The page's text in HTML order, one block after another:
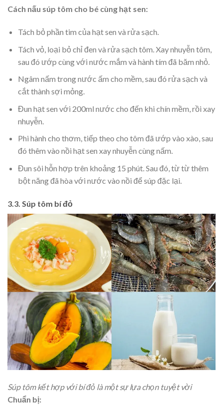
Cách nấu súp tôm cho bé cùng hạt sen:
Tách bỏ phần tim của hạt sen và rửa sạch.
Tách vỏ, loại bỏ chỉ đen và rửa sạch tôm. Xay nhuyễn tôm,
sau đó ướp cùng với nước mắm và hành tím đã băm nhỏ.
Ngâm nấm trong nước ấm cho mềm, sau đó rửa sạch và
cắt thành sợi mỏng.
Đun hạt sen với 200ml nước cho đến khi chín mềm, rồi xay
nhuyễn.
Phi hành cho thơm, tiếp theo cho tôm đã ướp vào xào, sau
đó thêm vào nồi hạt sen xay nhuyễn cùng nấm.
Đun sôi hỗn hợp trên khoảng 15 phút. Sau đó, từ từ thêm
bột năng đã hòa với nước vào nồi để súp đặc lại.
3.3. Súp tôm bí đỏ
Súp tôm kết hợp với bí đỏ là một sự lựa chọn tuyệt vời
Chuẩn bị: